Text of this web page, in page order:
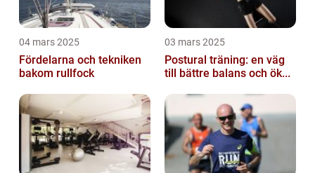
04 mars 2025
Fördelarna och tekniken
bakom rullfock
03 mars 2025
Postural träning: en väg
till bättre balans och ök...